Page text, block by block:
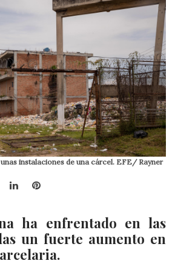
instalaciones de una cárcel. EFE/ Rayner
LinkedInPinterest
ha enfrentado en las
un fuerte aumento en